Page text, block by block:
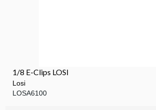
1/8 E-Clips LOSI
Losi
LOSA6100